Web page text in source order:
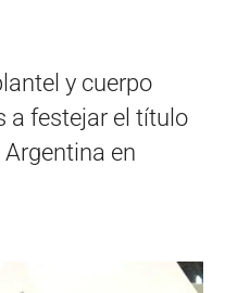
y cuerpo
a festejar el título
en